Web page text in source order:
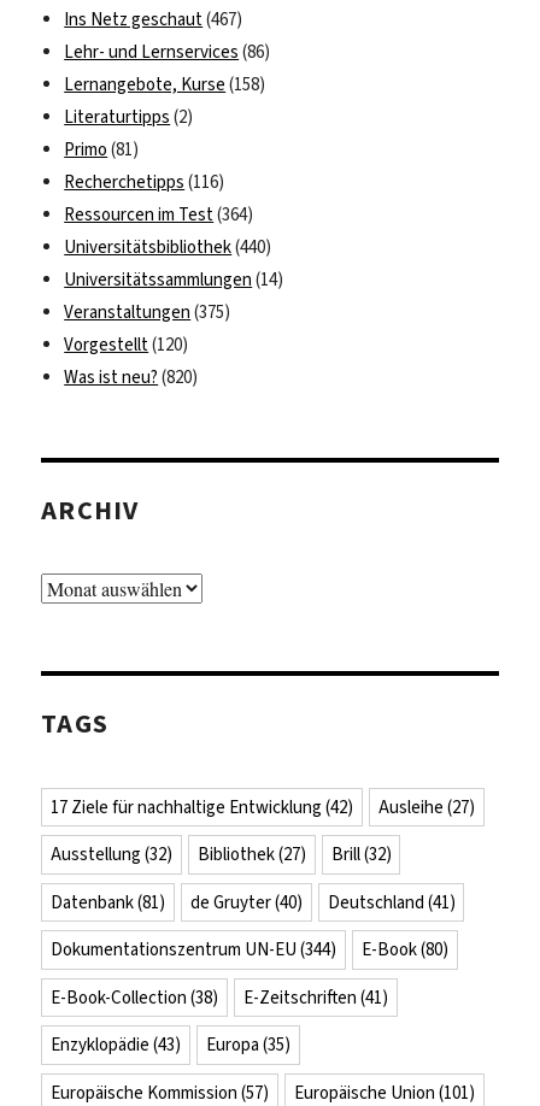
Ins Netz geschaut(467)
Lehr- und Lernservices (86)
Lernangebote, Kurse (158)
Literaturtipps (2)
Primo (81)
Recherchetipps (116)
Ressourcen im Test(364)
Universitätsbibliothek(440)
Universitätssammlungen (14)
Veranstaltungen (375)
Vorgestellt(120)
Was ist neu? (820)
ARCHIV
Archiv
TAGS
17 Ziele für nachhaltige Entwicklung (42) Ausleihe (27)
Ausstellung (32) Bibliothek(27) Brill(32)
Datenbank(81) de Gruyter(40) Deutschland (41)
Dokumentationszentrum UN-EU (344) E-Book(80)
E-Book-Collection (38) E-Zeitschriften (41)
Enzyklopädie (43) Europa (35)
Europäische Kommission (57) Europäische Union (101)